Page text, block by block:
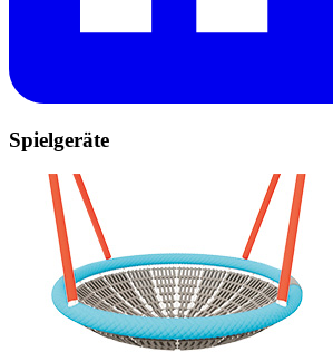
Spielgeräte